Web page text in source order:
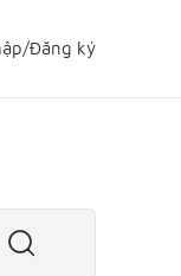
/Đăng ký